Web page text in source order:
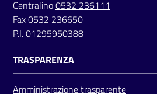
A
m
m
n
Centralino0532 236111
Fax 0532 236650
P.I. 01295950388
TRASPARENZA
Amministrazione trasparente